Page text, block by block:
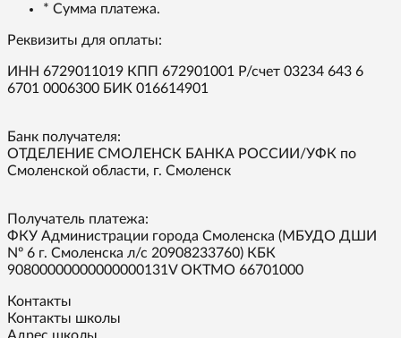
* Сумма платежа.
Реквизиты для оплаты:
ИНН 6729011019 КПП 672901001 Р/счет 03234 643 6
6701 0006300 БИК 016614901
Банк получателя:
ОТДЕЛЕНИЕ СМОЛЕНСК БАНКА РОССИИ/УФК по
Смоленской области, г. Смоленск
Получатель платежа:
ФКУ Администрации города Смоленска (МБУДО ДШИ
Nº 6 г. Смоленска л/с 20908233760) КБК
90800000000000000131V ОКТМО 66701000
Контакты
Контакты школы
Адрес школы